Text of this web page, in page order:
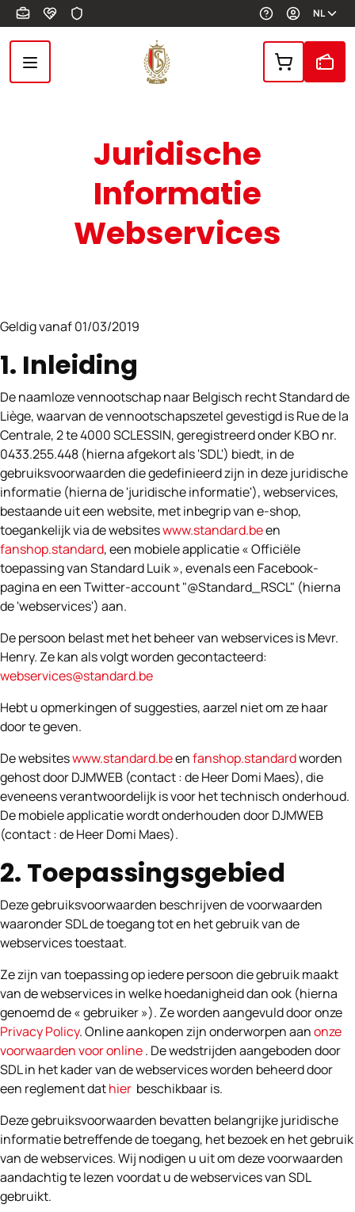
Overslaan en naar de inhoud gaan NL
Juridische
Informatie
Webservices
Geldig vanaf 01/03/2019
1. Inleiding
De naamloze vennootschap naar Belgisch recht Standard de
Liège, waarvan de vennootschapszetel gevestigd is Rue de la
Centrale, 2 te 4000 SCLESSIN, geregistreerd onder KBO nr.
0433.255.448 (hierna afgekort als 'SDL') biedt, in de
gebruiksvoorwaarden die gedefinieerd zijn in deze juridische
informatie (hierna de 'juridische informatie'), webservices,
bestaande uit een website, met inbegrip van e-shop,
toegankelijk via de websiteswww.standard.been
fanshop.standard, een mobiele applicatie « Officiële
toepassing van Standard Luik », evenals een Facebook-
pagina en een Twitter-account "@Standard_RSCL" (hierna
de 'webservices') aan.
De persoon belast met het beheer van webservices is Mevr.
Henry. Ze kan als volgt worden gecontacteerd:
webservices@standard.be
Hebt u opmerkingen of suggesties, aarzel niet om ze haar
door te geven.
De websiteswww.standard.beenfanshop.standardworden
gehost door DJMWEB (contact : de Heer Domi Maes), die
eveneens verantwoordelijk is voor het technisch onderhoud.
De mobiele applicatie wordt onderhouden door DJMWEB
(contact : de Heer Domi Maes).
2. Toepassingsgebied
Deze gebruiksvoorwaarden beschrijven de voorwaarden
waaronder SDL de toegang tot en het gebruik van de
webservices toestaat.
Ze zijn van toepassing op iedere persoon die gebruik maakt
van de webservices in welke hoedanigheid dan ook (hierna
genoemd de « gebruiker »). Ze worden aangevuld door onze
Privacy Policy. Online aankopen zijn onderworpen aanonze
voorwaarden voor online. De wedstrijden aangeboden door
SDL in het kader van de webservices worden beheerd door
een reglement dathier beschikbaar is.
Deze gebruiksvoorwaarden bevatten belangrijke juridische
informatie betreffende de toegang, het bezoek en het gebruik
van de webservices. Wij nodigen u uit om deze voorwaarden
aandachtig te lezen voordat u de webservices van SDL
gebruikt.